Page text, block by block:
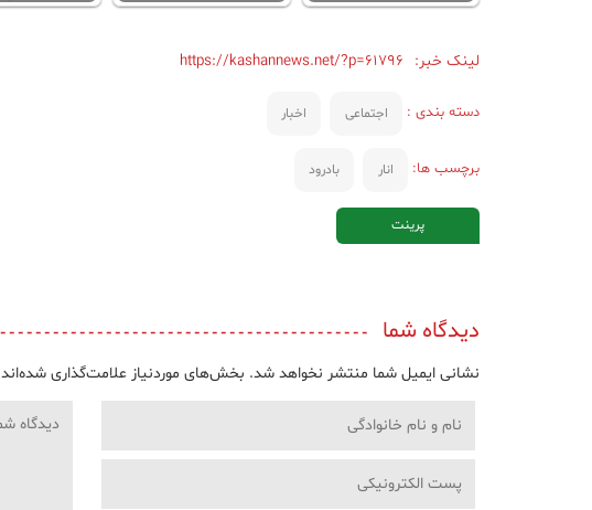
لینک خبر: https://kashannews.net/?p=61796
دسته بندی : اجتماعی اخبار
برچسب ها: انار بادرود
پرینت
دیدگاه شما
نشانی ایمیل شما منتشر نخواهد شد. بخش‌های موردنیاز علامت‌گذاری شده‌اند